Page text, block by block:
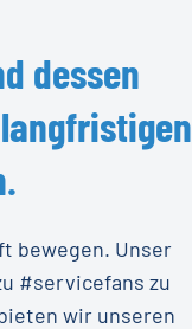
dessen
langfristigen
bewegen. Unser
#servicefans zu
wir unseren